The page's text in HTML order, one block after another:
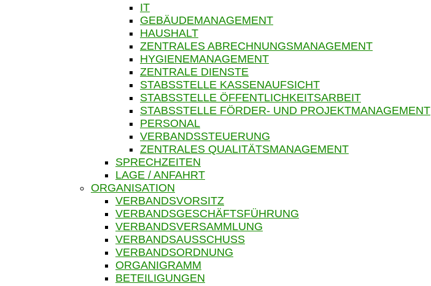
IT
GEBÄUDEMANAGEMENT
HAUSHALT
ZENTRALES ABRECHNUNGSMANAGEMENT
HYGIENEMANAGEMENT
ZENTRALE DIENSTE
STABSSTELLE KASSENAUFSICHT
STABSSTELLE ÖFFENTLICHKEITSARBEIT
STABSSTELLE FÖRDER- UND PROJEKTMANAGEMENT
PERSONAL
VERBANDSSTEUERUNG
ZENTRALES QUALITÄTSMANAGEMENT
SPRECHZEITEN
LAGE / ANFAHRT
ORGANISATION
VERBANDSVORSITZ
VERBANDSGESCHÄFTSFÜHRUNG
VERBANDSVERSAMMLUNG
VERBANDSAUSSCHUSS
VERBANDSORDNUNG
ORGANIGRAMM
BETEILIGUNGEN